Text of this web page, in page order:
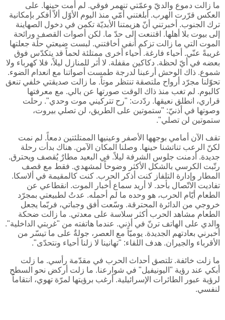
ما زالت دموع والديّ وعمّتي تنهمر فوقي. لم أمت حينها. على
العكس قرّرت الهرب. أبلغتني أمّي منذ اليوم الأوّل ألاّ أفكر بإمكانية
ترك الجنوب. أخبرتني أنّ هزيمتنا الأبديّة تكمن في دخول الصهاينة
إلى بيوت بلا أهلها. اقتنعت إلى حدّ ما. لكن أصوات القصف ورائحة
الموت التي ما زالت تزكم أنفي أخافتني. لبست ضيعتي حلّة جعلتها
غريبةً عنّي. أحياء فارغة. أحياء أخرى ممتلئة لحماً قد يتكدّس فوق
بعضه في أيّ لحظة. دكاكين مقفلة. لا أثر للمنازل ليلاً، فلا كهرباء ولا
شموع. ذاك الوحش أرعبنا لدرجة طمست أصواتنا مع انعدام الضوء.
تحوّلنا مجرّد أرواح ملتصقة تنتظر موتاً. ما زالت صديقتي خلفي تنعق
كالبوم. لم تغب منذ ذاك الوقت صورتها عن بالي. مع معرفتها
قراري، انطلق نعيقها. ردّدت: "رح تتركيني موت وحدي". رحلت
وصوتها في أذنيّ: "ستموتين على الطريق، لن تصلي بيروت،
ستموتين لن تصلي".
تقف الآن أمامي بوجهها الأصفر وعينيها الممتلئتين دمعاً. لم نمت
لكنّ الرعب تناتشنا حينها. وصلنا المكان الآمن. هناك بدأت رحلة
جديدة. أدمنت جلوس الشرفة ليلاً. في البعيد مطارٌ يُقصف ويحترق.
رتّبت الكرسي بالشكل الأكثر وضوحاً لمشهدي. فقط مع قصف
المطار وإدارة التلفاز كنت أذكر الحرب. كنت كالمقيمة في ألاسكا.
تفاديت الاتّصال بأحد. لا أريد سماع أخبار الموت. انقطاعي عن
الطعام أيّام الحرب، هو وحده ما لم أحمله. عدتُ لطبيعتي بمجرّد
خروجي من الدائرة المحترقة. وسّعت أفق وجباتي، فربّما يجعل
الطعام مشاهد الحرب أكثر سلاسة على معدتي. ما زالت ضحكة
والدي على الهاتف ترنّ في أذني. عندما هاتفته من "غربتي الداخلية".
أخبرني بعادتهم الجديدة. يوميّاً مع العصر، جولةٌ على ما تيسّر من
الأقرباء والجيران. هدف اللقاء: "تهانينا لا زلنا أحياء ونتحدّى".
ما زلت خائفة. تلتصق أحداث الحرب في مقدّمة رأسي. ما زلت
أبكي عند رؤية "اليونيفيل" في شوارعنا. ما زلت أركض نحو السطح
لرؤية عبور الطائرات الإسرائيلية. أرغب برؤيتها لمرّة تهوي، انتقاماً
لنفسي.